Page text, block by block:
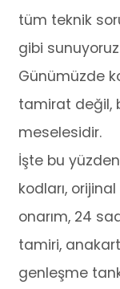
tüm teknik
gibi
Günümüzde
tamirat değil,
meselesidir.
İşte bu
kodları,
onarım, 24
tamiri,
genleşme